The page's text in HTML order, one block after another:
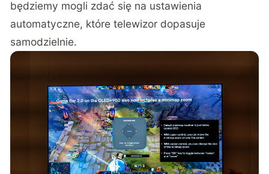
będziemy mogli zdać się na ustawienia
automatyczne, które telewizor dopasuje
samodzielnie.